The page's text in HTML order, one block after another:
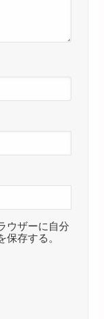
ウザーに自分
存する。